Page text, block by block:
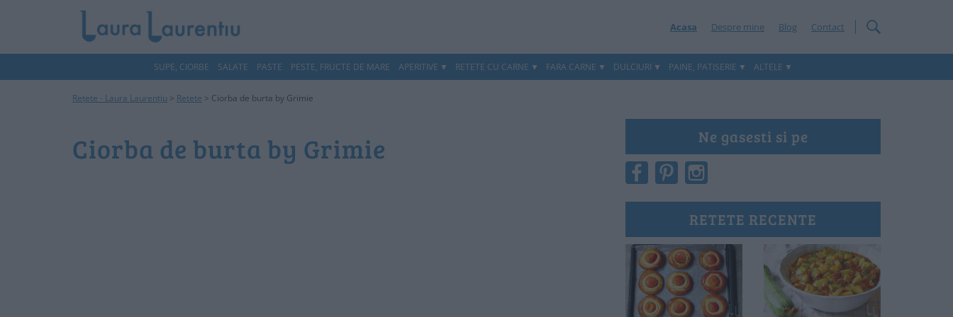
Acasa Despre mine Blog Contact
SUPE, CIORBE SALATE PASTE PESTE, FRUCTE DE MARE APERITIVE RETETE CU CARNE FARA CARNE DULCIURI PAINE, PATISERIE ALTELE
Rețete - Laura Laurențiu > Retete > Ciorba de burta by Grimie
Ciorba de burta by Grimie Ne gasesti si pe
RETETE RECENTE